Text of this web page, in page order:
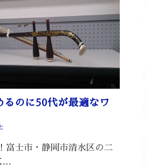
るのに50代が最適なワ
富士市・静岡市清水区の二